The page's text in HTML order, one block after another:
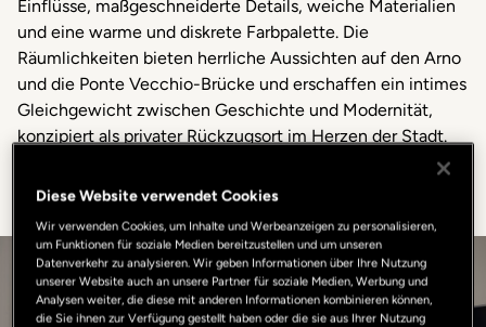
Einflüsse, maßgeschneiderte Details, weiche Materialien
und eine warme und diskrete Farbpalette. Die
Räumlichkeiten bieten herrliche Aussichten auf den Arno
und die Ponte Vecchio-Brücke und erschaffen ein intimes
Gleichgewicht zwischen Geschichte und Modernität,
konzipiert als privater Rückzugsort im Herzen der Stadt.
Entdecken Sie unsere Zimmer
Diese Website verwendet Cookies
Wir verwenden Cookies, um Inhalte und Werbeanzeigen zu personalisieren,
um Funktionen für soziale Medien bereitzustellen und um unseren
Datenverkehr zu analysieren. Wir geben Informationen über Ihre Nutzung
unserer Website auch an unsere Partner für soziale Medien, Werbung und
Analysen weiter, die diese mit anderen Informationen kombinieren können,
die Sie ihnen zur Verfügung gestellt haben oder die sie aus Ihrer Nutzung